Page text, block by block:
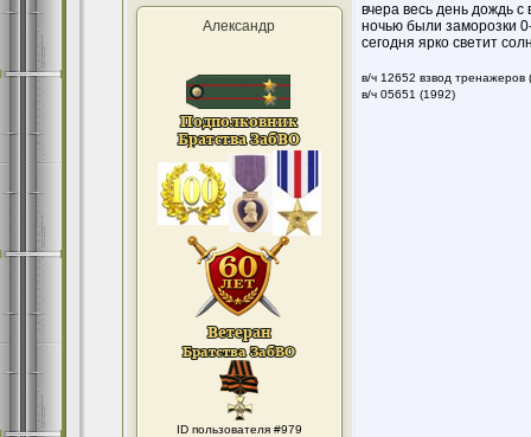
Александр
ID пользователя #979
вчера весь день дождь с
ночью были заморозки
сегодня ярко светит
в/ч 12652 взвод тренажеров
в/ч 05651 (1992)